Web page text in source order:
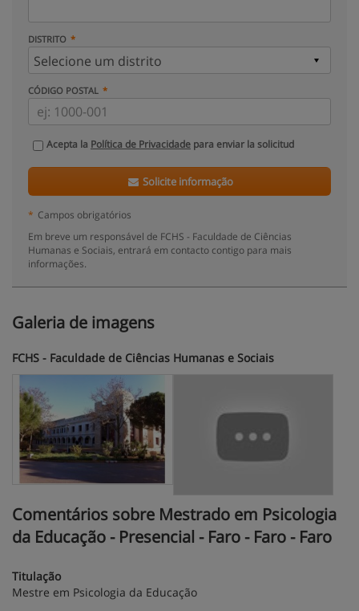
DISTRITO
CÓDIGO POSTAL
Acepta la Política de Privacidade para enviar la solicitud
Solicite informação
* Campos obrigatórios
Em breve um responsável de FCHS - Faculdade de Ciências
Humanas e Sociais, entrará em contacto contigo para mais
informações.
Galeria de imagens
FCHS - Faculdade de Ciências Humanas e Sociais
Comentários sobre Mestrado em Psicologia
da Educação - Presencial - Faro - Faro - Faro
Titulação
Mestre em Psicologia da Educação